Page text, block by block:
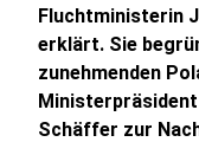
Fluchtministerin
erklärt. Sie
zunehmenden
Schäffer zur